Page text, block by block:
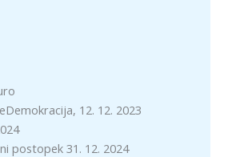
12. 12. 2023
postopek 31. 12. 2024